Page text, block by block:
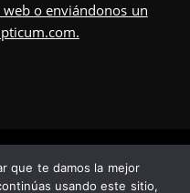
o enviándonos un
.
que te damos la mejor
usando este sitio,